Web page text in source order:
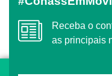
Receba o conteúdo semanal do Conass com
as principais